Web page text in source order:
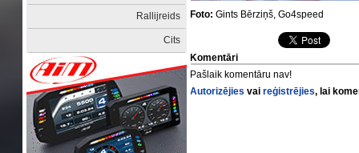
Rallijreids
Cits
Foto: Gints Bērziņš, Go4speed
Komentāri
Pašlaik komentāru nav!
Autorizējies vaireģistrējies, lai